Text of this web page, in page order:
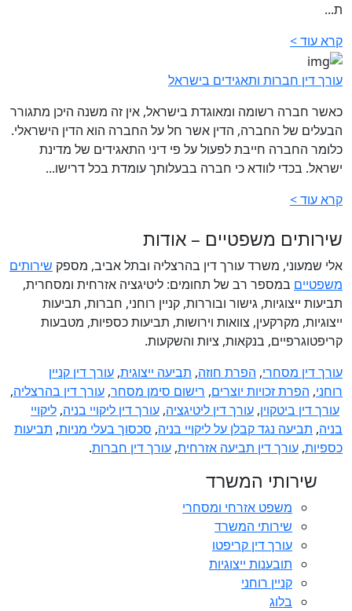
ת...
קרא עוד >
עורך דין חברות ותאגידים בישראל
כאשר חברה רשומה ומאוגדת בישראל, אין זה משנה היכן מתגורר
הבעלים של החברה, הדין אשר חל על החברה הוא הדין הישראלי.
כלומר החברה חייבת לפעול על פי דיני התאגידים של מדינת
ישראל. בכדי לוודא כי חברה בבעלותך עומדת בכל דרישו...
קרא עוד >
שירותים משפטיים – אודות
אלי שמעוני, משרד עורך דין בהרצליה ובתל אביב, מספק שירותים
משפטיים במספר רב של תחומים: ליטיגציה אזרחית ומסחרית,
תביעות ייצוגיות, גישור ובוררות, קניין רוחני, חברות, תביעות
ייצוגיות, מקרקעין, צוואות וירושות, תביעות כספיות, מטבעות
קריפטוגרפיים, בנקאות, ציות והשקעות.
עורך דין מסחרי, הפרת חוזה, תביעה ייצוגית, עורך דין קניין
רוחני, הפרת זכויות יוצרים, רישום סימן מסחר, עורך דין בהרצליה,
עורך דין ביטקוין, עורך דין ליטיגציה, עורך דין ליקויי בניה, ליקויי
בניה, תביעה נגד קבלן על ליקויי בניה, סכסוך בעלי מניות, תביעות
כספיות, עורך דין תביעה אזרחית, עורך דין חברות.
שירותי המשרד
משפט אזרחי ומסחרי
שירותי המשרד
עורך דין קריפטו
תובענות ייצוגיות
קניין רוחני
בלוג